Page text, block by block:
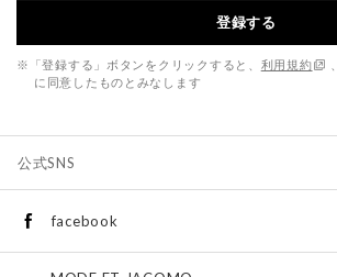
登録する
※「登録する」ボタンをクリックすると、 利用規約
に同意したものとみなします
公式SNS
facebook